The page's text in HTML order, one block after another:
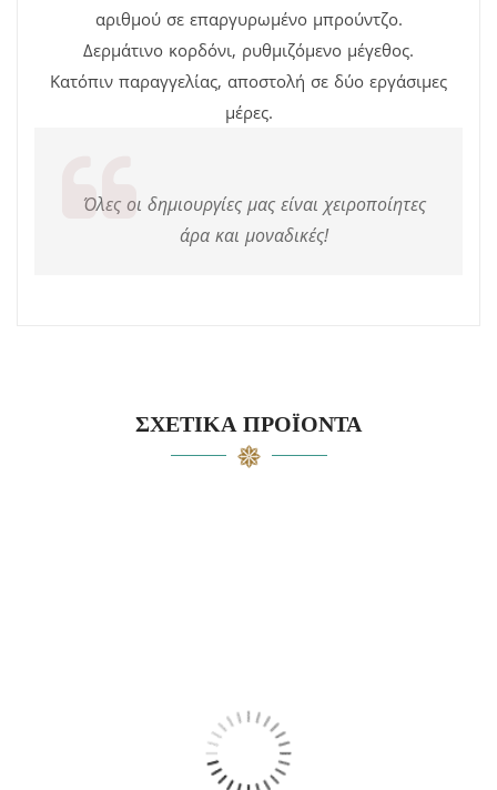
αριθμού σε επαργυρωμένο μπρούντζο.
Δερμάτινο κορδόνι, ρυθμιζόμενο μέγεθος.
Κατόπιν παραγγελίας, αποστολή σε δύο εργάσιμες
μέρες.
Όλες οι δημιουργίες μας είναι χειροποίητες
άρα και μοναδικές!
ΣΧΕΤΙΚΆ ΠΡΟΪΌΝΤΑ